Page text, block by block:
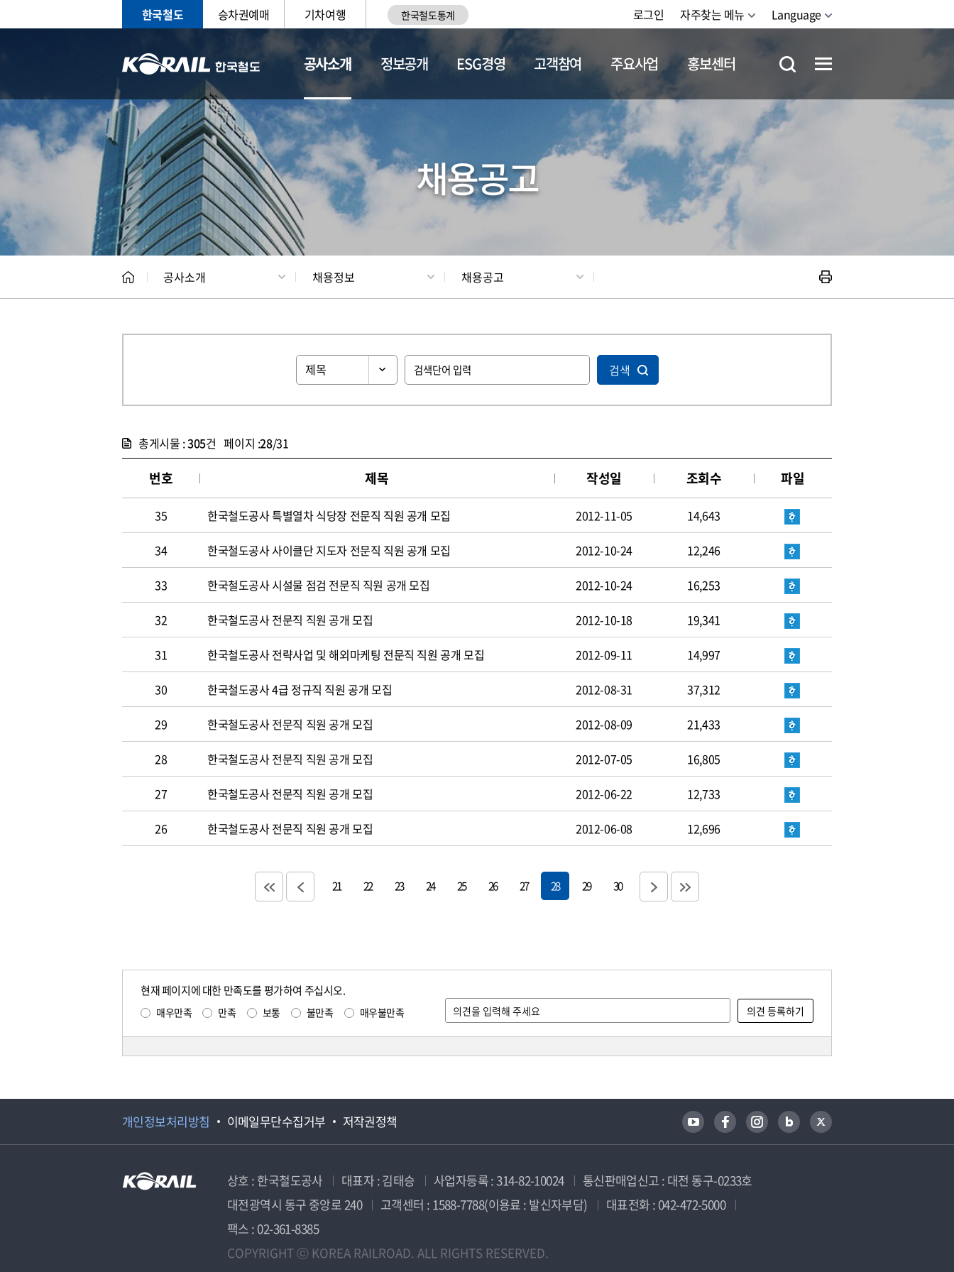
한국철도 승차권예매 기차여행 한국철도통계 로그인 자주찾는 메뉴 Language
공사소개
CEO 일반현황 채용정보
정보공개 ESG경영 고객참여 주요사업 홍보센터
채용공고
공사소개 채용정보 채용공고
검색
총게시물 :305건 페이지 :28/31
번호 제목 작성일 조회수 파일
35 한국철도공사 특별열차 식당장 전문직 직원 공개 모집 2012-11-05 14,643
34 한국철도공사 사이클단 지도자 전문직 직원 공개 모집 2012-10-24 12,246
33 한국철도공사 시설물 점검 전문직 직원 공개 모집 2012-10-24 16,253
32 한국철도공사 전문직 직원 공개 모집 2012-10-18 19,341
31 한국철도공사 전략사업 및 해외마케팅 전문직 직원 공개 모집 2012-09-11 14,997
30 한국철도공사 4급 정규직 직원 공개 모집 2012-08-31 37,312
29 한국철도공사 전문직 직원 공개 모집 2012-08-09 21,433
28 한국철도공사 전문직 직원 공개 모집 2012-07-05 16,805
27 한국철도공사 전문직 직원 공개 모집 2012-06-22 12,733
26 한국철도공사 전문직 직원 공개 모집 2012-06-08 12,696
21 22 23 24 25 26 27 28 29 30
현재 페이지에 대한 만족도를 평가하여 주십시오.
매우만족 만족 보통 불만족 매우불만족
개인정보처리방침 이메일무단수집거부 저작권정책
상호 : 한국철도공사 대표자 : 김태승 사업자등록 : 314-82-10024
통신판매업신고 : 대전 동구-0233호
대전광역시 동구 중앙로 240
고객센터 : 1588-7788(이용료 : 발신자부담)
대표전화 : 042-472-5000
팩스 : 02-361-8385
COPYRIGHT ⓒ KOREA RAILROAD. ALL RIGHTS RESERVED.